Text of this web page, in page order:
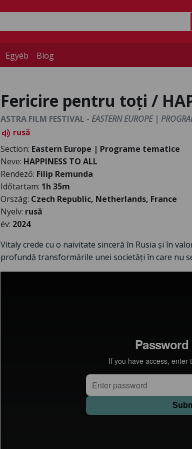
Egyéb Blog
Fericire pentru toți /
ASTRA FILM FESTIVAL - EASTERN EUROPE |
volume_up rusă
Section: Eastern Europe | Programe tematice
Neve: HAPPINESS TO ALL
Rendező: Filip Remunda
Időtartam: 1h 35m
Ország: Czech Republic, Netherlands, France
Nyelv: rusă
év: 2024
Vitaly crede cu o naivitate sinceră în Rusia și în
profundă transformările unei societăți în care nu